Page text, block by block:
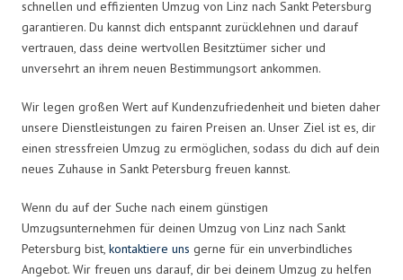
schnellen und effizienten Umzug von Linz nach Sankt Petersburg
garantieren. Du kannst dich entspannt zurücklehnen und darauf
vertrauen, dass deine wertvollen Besitztümer sicher und
unversehrt an ihrem neuen Bestimmungsort ankommen.
Wir legen großen Wert auf Kundenzufriedenheit und bieten daher
unsere Dienstleistungen zu fairen Preisen an. Unser Ziel ist es, dir
einen stressfreien Umzug zu ermöglichen, sodass du dich auf dein
neues Zuhause in Sankt Petersburg freuen kannst.
Wenn du auf der Suche nach einem günstigen
Umzugsunternehmen für deinen Umzug von Linz nach Sankt
Petersburg bist, kontaktiere uns gerne für ein unverbindliches
Angebot. Wir freuen uns darauf, dir bei deinem Umzug zu helfen